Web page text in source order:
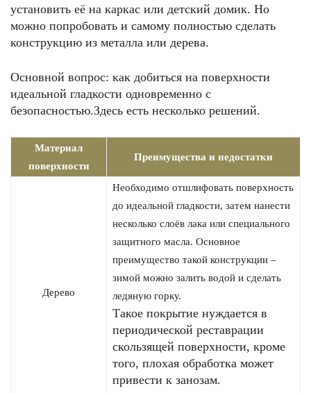
установить её на каркас или детский домик. Но
можно попробовать и самому полностью сделать
конструкцию из металла или дерева.
Основной вопрос: как добиться на поверхности
идеальной гладкости одновременно с
безопасностью.Здесь есть несколько решений.
Материал
поверхности
Преимущества и недостатки
Дерево
Необходимо отшлифовать поверхность
до идеальной гладкости, затем нанести
несколько слоёв лака или специального
защитного масла. Основное
преимущество такой конструкции –
зимой можно залить водой и сделать
ледяную горку.
Такое покрытие нуждается в
периодической реставрации
скользящей поверхности, кроме
того, плохая обработка может
привести к занозам.